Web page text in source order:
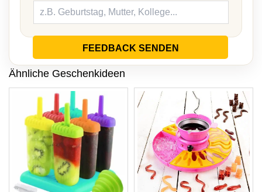
FEEDBACK SENDEN
Ähnliche Geschenkideen